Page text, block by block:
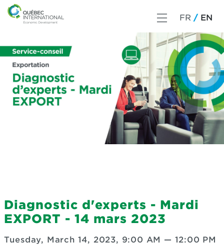
FR EN
Diagnostic d'experts - Mardi
EXPORT - 14 mars 2023
Tuesday, March 14, 2023, 9:00 AM — 12:00 PM